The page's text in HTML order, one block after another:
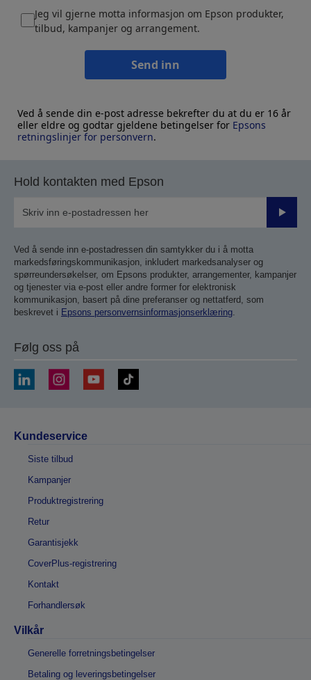
Jeg vil gjerne motta informasjon om Epson produkter,
tilbud, kampanjer og arrangement.
Send inn
Ved å sende din e-post adresse bekrefter du at du er 16 år
eller eldre og godtar gjeldene betingelser for Epsons
retningslinjer for personvern.
Hold kontakten med Epson
Send
Ved å sende inn e-postadressen din samtykker du i å motta
markedsføringskommunikasjon, inkludert markedsanalyser og
spørreundersøkelser, om Epsons produkter, arrangementer, kampanjer
og tjenester via e-post eller andre former for elektronisk
kommunikasjon, basert på dine preferanser og nettatferd, som
beskrevet i Epsons personvernsinformasjonserklæring.
Følg oss på
Kundeservice
Siste tilbud
Kampanjer
Produktregistrering
Retur
Garantisjekk
CoverPlus-registrering
Kontakt
Forhandlersøk
Vilkår
Generelle forretningsbetingelser
Betaling og leveringsbetingelser